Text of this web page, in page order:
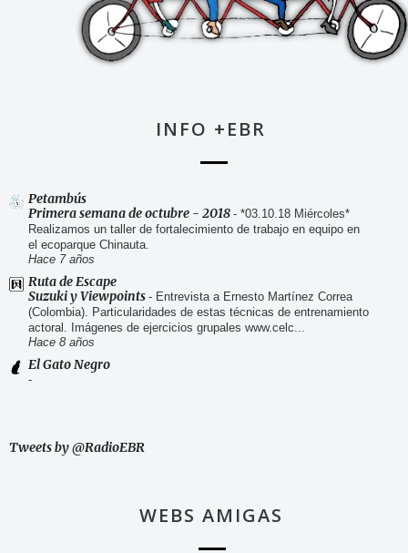
INFO +EBR
Petambús
Primera semana de octubre - 2018 - *03.10.18 Miércoles*
Realizamos un taller de fortalecimiento de trabajo en equipo en
el ecoparque Chinauta.
Hace 7 años
Ruta de Escape
Suzuki y Viewpoints - Entrevista a Ernesto Martínez Correa
(Colombia). Particularidades de estas técnicas de entrenamiento
actoral. Imágenes de ejercicios grupales www.celc...
Hace 8 años
El Gato Negro
-
Tweets by @RadioEBR
WEBS AMIGAS